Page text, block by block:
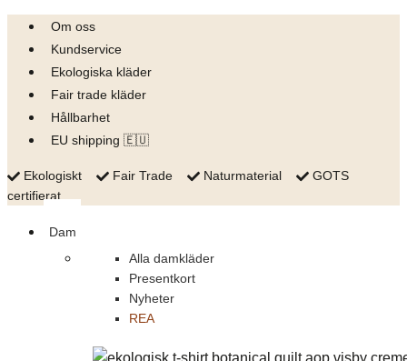
Skip
content
Om oss
Kundservice
Ekologiska kläder
Fair trade kläder
Hållbarhet
EU shipping 🇪🇺
Ekologiskt Fair Trade Naturmaterial
GOTS
certifierat
Dam
Alla damkläder
Presentkort
Nyheter
REA